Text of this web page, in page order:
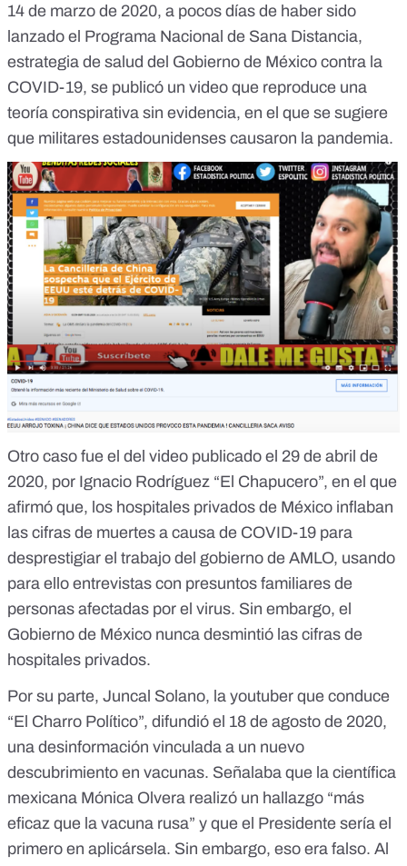
14 de marzo de 2020, a pocos días de haber sido
lanzado el Programa Nacional de Sana Distancia,
estrategia de salud del Gobierno de México contra la
COVID-19, se publicó un video que reproduce una
teoría conspirativa sin evidencia, en el que se sugiere
que militares estadounidenses causaron la pandemia.
Otro caso fue el del video publicado el 29 de abril de
2020, por Ignacio Rodríguez “El Chapucero”, en el que
afirmó que, los hospitales privados de México inflaban
las cifras de muertes a causa de COVID-19 para
desprestigiar el trabajo del gobierno de AMLO, usando
para ello entrevistas con presuntos familiares de
personas afectadas por el virus. Sin embargo, el
Gobierno de México nunca desmintió las cifras de
hospitales privados.
Por su parte, Juncal Solano, la youtuber que conduce
“El Charro Político”, difundió el 18 de agosto de 2020,
una desinformación vinculada a un nuevo
descubrimiento en vacunas. Señalaba que la científica
mexicana Mónica Olvera realizó un hallazgo “más
eficaz que la vacuna rusa” y que el Presidente sería el
primero en aplicársela. Sin embargo, eso era falso. Al